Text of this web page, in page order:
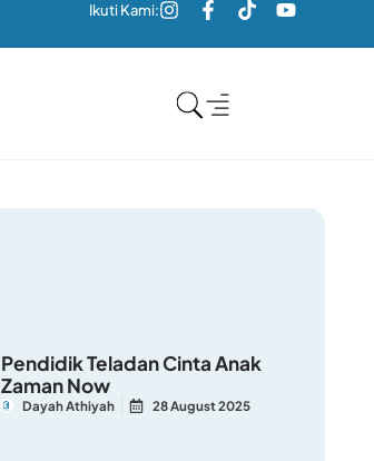
Ikuti Kami:
Pendidik Teladan Cinta Anak
Zaman Now
Dayah Athiyah 28 August 2025